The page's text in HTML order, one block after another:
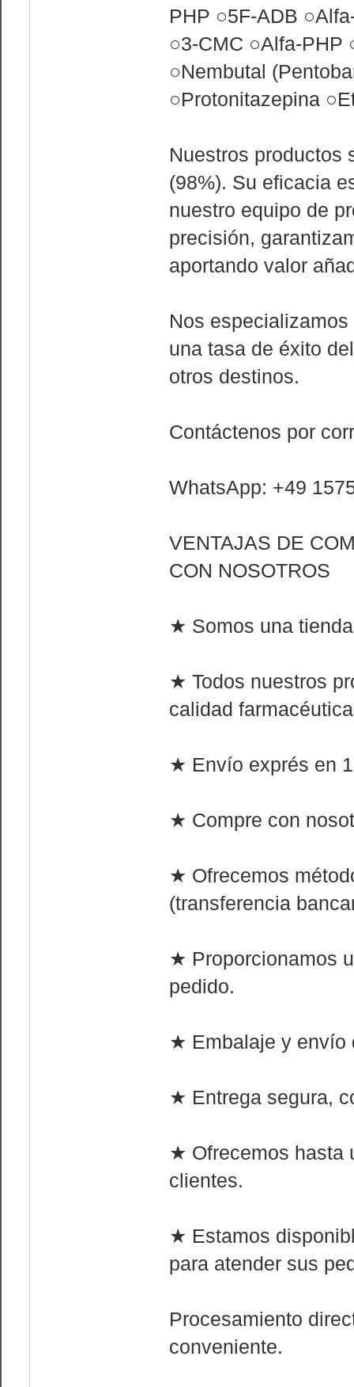
PHP ○5F-ADB
○3-CMC ○Alfa-PHP
○Nembutal
○Protonitazepina
Nuestros productos
(98%). Su eficacia
nuestro equipo de
precisión,
aportando valor
Nos
una tasa de éxito
otros destinos.
Contáctenos por
WhatsApp: +49
VENTAJAS DE
CON NOSOTROS
★ Somos una
★ Todos nuestros
calidad
★ Envío exprés en
★ Compre con
★ Ofrecemos
(transferencia
★ Proporcionamos
pedido.
★ Embalaje y envío
★ Entrega segura,
★ Ofrecemos hasta
clientes.
★ Estamos
para atender sus
Procesamiento
conveniente.